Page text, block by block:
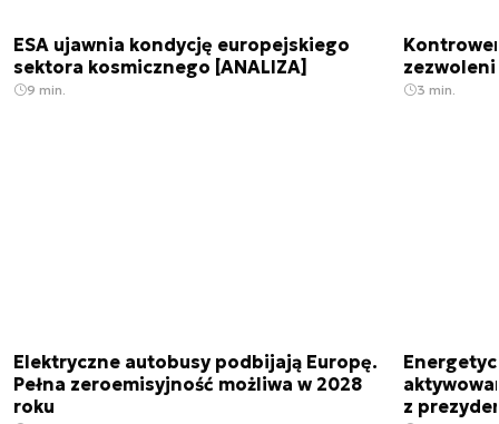
ESA ujawnia kondycję europejskiego
sektora kosmicznego [ANALIZA]
9 min. 3 min.
Elektryczne autobusy podbijają Europę.
Pełna zeroemisyjność możliwa w 2028
roku
z